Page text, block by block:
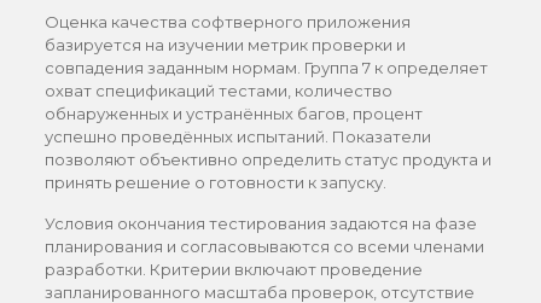
Оценка качества софтверного приложения
базируется на изучении метрик проверки и
совпадения заданным нормам. Группа 7 к определяет
охват спецификаций тестами, количество
обнаруженных и устранённых багов, процент
успешно проведённых испытаний. Показатели
позволяют объективно определить статус продукта и
принять решение о готовности к запуску.
Условия окончания тестирования задаются на фазе
планирования и согласовываются со всеми членами
разработки. Критерии включают проведение
запланированного масштаба проверок, отсутствие